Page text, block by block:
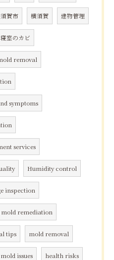
賀市 横須賀 建物管理
寝室のカビ
removal
symptoms
services
Humidity control
inspection
mold remediation
tips mold removal
mold issues health risks